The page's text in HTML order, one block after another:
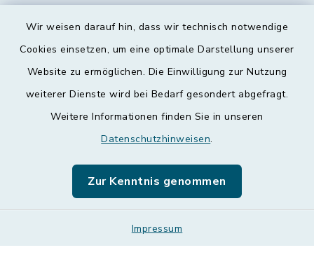
Wir weisen darauf hin, dass wir technisch notwendige
Cookies einsetzen, um eine optimale Darstellung unserer
Website zu ermöglichen. Die Einwilligung zur Nutzung
weiterer Dienste wird bei Bedarf gesondert abgefragt.
Weitere Informationen finden Sie in unseren
Datenschutzhinweisen.
Zur Kenntnis genommen
Impressum
Kontakt
Datenschutz
Leichte Sprache
Sitemap